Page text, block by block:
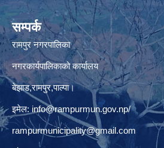
सम्पर्क
रामपुर नगरपालिका
नगरकार्यपालिकाको कार्यालय
बेझाड,रामपुर,पाल्पा।
इमेल: info@rampurmun.gov.np/
rampurmunicipality@gmail.com